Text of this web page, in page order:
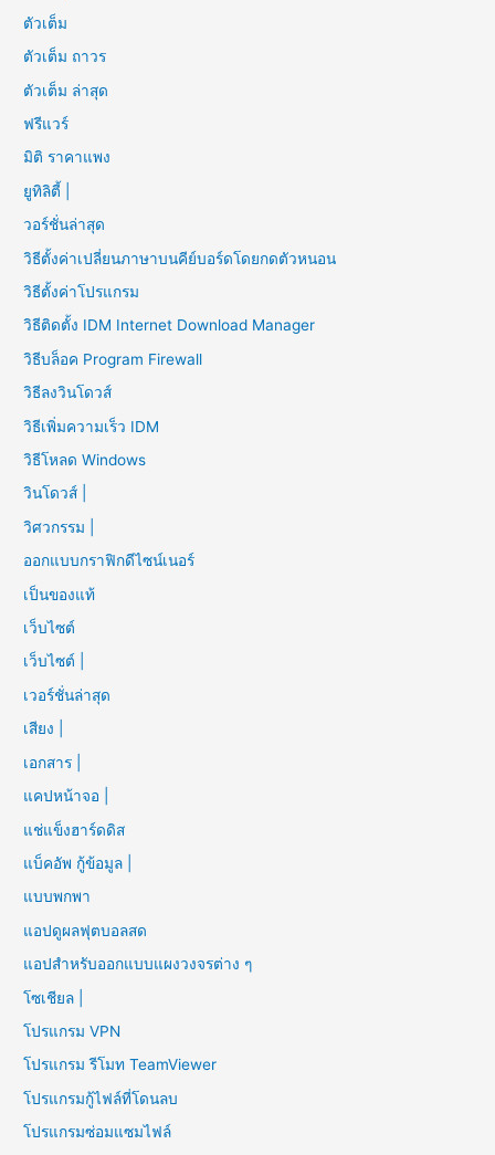
ตัวเต็ม
ตัวเต็ม ถาวร
ตัวเต็ม ล่าสุด
ฟรีแวร์
มิติ ราคาแพง
ยูทิลิตี้ |
วอร์ชั่นล่าสุด
วิธีตั้งค่าเปลี่ยนภาษาบนคีย์บอร์ดโดยกดตัวหนอน
วิธีตั้งค่าโปรแกรม
วิธีติดตั้ง IDM Internet Download Manager
วิธีบล็อค Program Firewall
วิธีลงวินโดวส์
วิธีเพิ่มความเร็ว IDM
วิธีโหลด Windows
วินโดวส์ |
วิศวกรรม |
ออกแบบกราฟิกดีไซน์เนอร์
เป็นของแท้
เว็บไซต์
เว็บไซต์ |
เวอร์ชั่นล่าสุด
เสียง |
เอกสาร |
แคปหน้าจอ |
แช่แข็งฮาร์ดดิส
แบ็คอัพ กู้ข้อมูล |
แบบพกพา
แอปดูผลฟุตบอลสด
แอปสำหรับออกแบบแผงวงจรต่าง ๆ
โซเชียล |
โปรแกรม VPN
โปรแกรม รีโมท TeamViewer
โปรแกรมกู้ไฟล์ที่โดนลบ
โปรแกรมซ่อมแซมไฟล์